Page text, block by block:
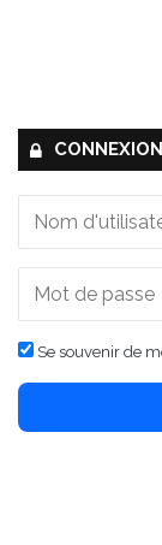
CONNEXION
Se souvenir de